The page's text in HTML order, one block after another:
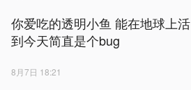
你爱吃的透明小鱼 能在地球上活
到今天简直是个bug
8月7日 18:21